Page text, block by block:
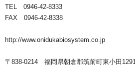
TEL 0946-42-8333
FAX 0946-42-8338
http://www.onidukabiosystem.co.jp
〒838-0214 福岡県朝倉郡筑前町東小田1291